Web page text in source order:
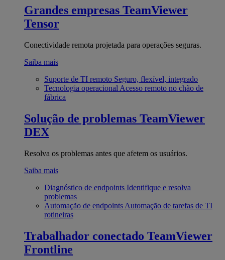
Grandes empresas TeamViewer
Tensor
Conectividade remota projetada para operações seguras.
Saiba mais
Suporte de TI remoto Seguro, flexível, integrado
Tecnologia operacional Acesso remoto no chão de
fábrica
Solução de problemas TeamViewer
DEX
Resolva os problemas antes que afetem os usuários.
Saiba mais
Diagnóstico de endpoints Identifique e resolva
problemas
Automação de endpoints Automação de tarefas de TI
rotineiras
Trabalhador conectado TeamViewer
Frontline